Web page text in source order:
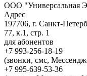
ООО "Универсальная
Адрес
197706, г. Санкт-
77, к.1, стр. 1
для абонентов
+7 993-256-18-19
(звонки, смс,
+7 995-639-53-36